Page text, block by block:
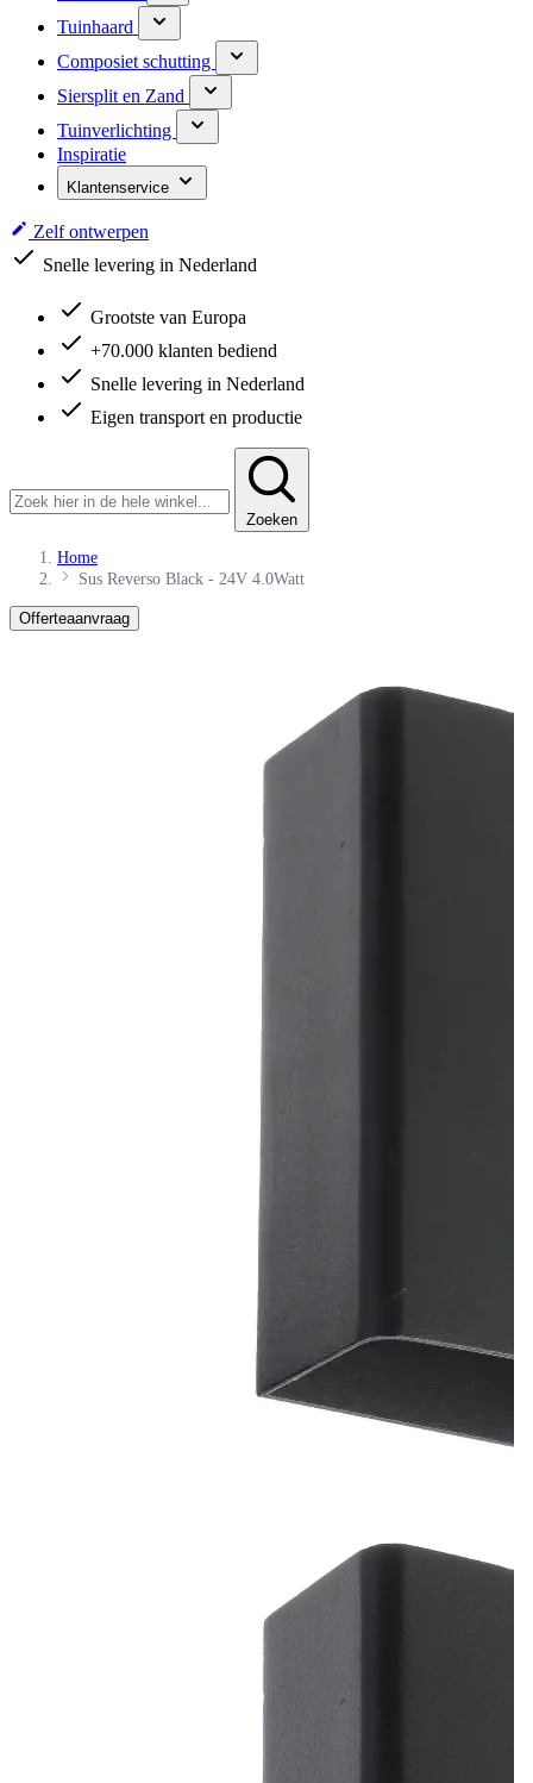
Tuinhaard
Composiet schutting
Siersplit en Zand
Tuinverlichting
Inspiratie
Klantenservice
Zelf ontwerpen
Snelle levering in Nederland
Grootste van Europa
+70.000 klanten bediend
Snelle levering in Nederland
Eigen transport en productie
Zoeken
Home
Sus Reverso Black - 24V 4.0Watt
Offerteaanvraag